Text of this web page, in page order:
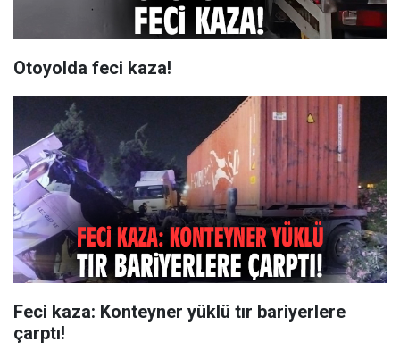
Otoyolda feci kaza!
Feci kaza: Konteyner yüklü tır bariyerlere
çarptı!